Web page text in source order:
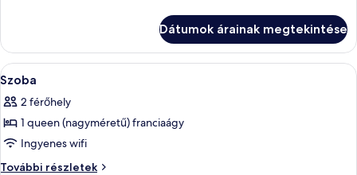
Dátumok árainak megtekintése
A
következő
szoba
összes
képének
megtekintése:
Hipoallergén ágynemű, minibár, széf
8
Szoba
2 férőhely
1 queen (nagyméretű) franciaágy
Ingyenes wifi
További részletek
Szoba